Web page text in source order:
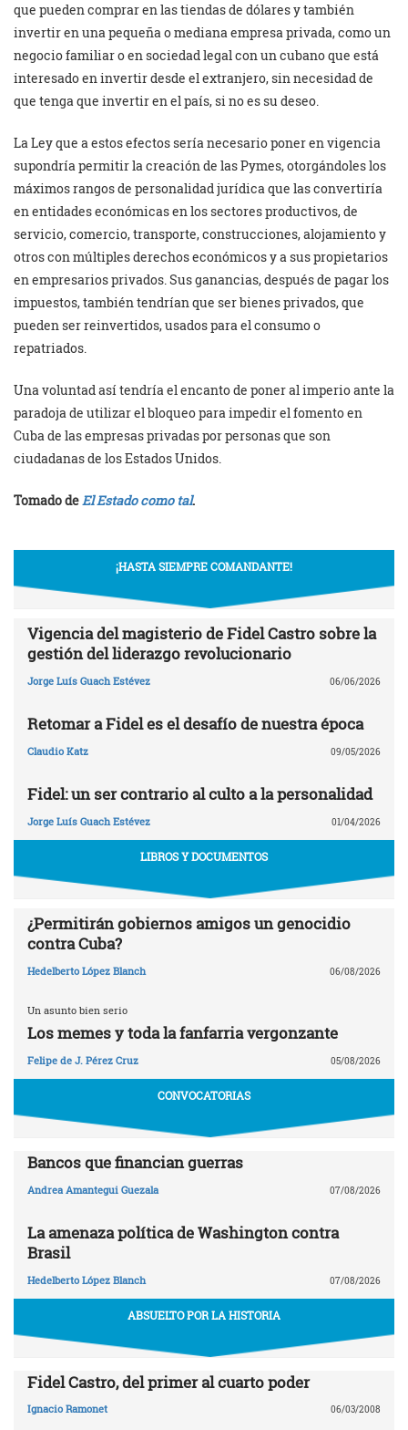
que pueden comprar en las tiendas de dólares y también
invertir en una pequeña o mediana empresa privada, como un
negocio familiar o en sociedad legal con un cubano que está
interesado en invertir desde el extranjero, sin necesidad de
que tenga que invertir en el país, si no es su deseo.
La Ley que a estos efectos sería necesario poner en vigencia
supondría permitir la creación de las Pymes, otorgándoles los
máximos rangos de personalidad jurídica que las convertiría
en entidades económicas en los sectores productivos, de
servicio, comercio, transporte, construcciones, alojamiento y
otros con múltiples derechos económicos y a sus propietarios
en empresarios privados. Sus ganancias, después de pagar los
impuestos, también tendrían que ser bienes privados, que
pueden ser reinvertidos, usados para el consumo o
repatriados.
Una voluntad así tendría el encanto de poner al imperio ante la
paradoja de utilizar el bloqueo para impedir el fomento en
Cuba de las empresas privadas por personas que son
ciudadanas de los Estados Unidos.
Tomado deEl Estado como tal.
¡HASTA SIEMPRE COMANDANTE!
Vigencia del magisterio de Fidel Castro sobre la
gestión del liderazgo revolucionario
Jorge Luís Guach Estévez 06/06/2026
Retomar a Fidel es el desafío de nuestra época
Claudio Katz 09/05/2026
Fidel: un ser contrario al culto a la personalidad
Jorge Luís Guach Estévez 01/04/2026
LIBROS Y DOCUMENTOS
¿Permitirán gobiernos amigos un genocidio
contra Cuba?
Hedelberto López Blanch 06/08/2026
Un asunto bien serio
Los memes y toda la fanfarria vergonzante
Felipe de J. Pérez Cruz 05/08/2026
CONVOCATORIAS
Bancos que financian guerras
Andrea Amantegui Guezala 07/08/2026
La amenaza política de Washington contra
Brasil
Hedelberto López Blanch 07/08/2026
ABSUELTO POR LA HISTORIA
Fidel Castro, del primer al cuarto poder
Ignacio Ramonet 06/03/2008